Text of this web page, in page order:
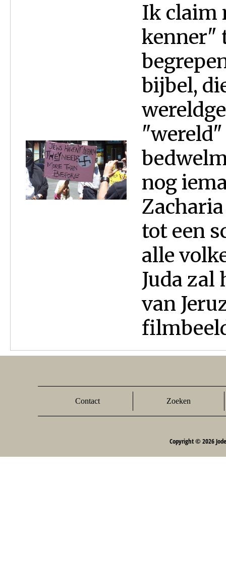
Ik claim
kenner"
bijbel,
nog
tot een
alle
Juda zal
van
Contact Zoeken
Copyright © 2026